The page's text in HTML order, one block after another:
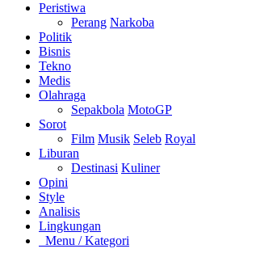
Peristiwa
Perang Narkoba
Politik
Bisnis
Tekno
Medis
Olahraga
Sepakbola MotoGP
Sorot
Film Musik Seleb Royal
Liburan
Destinasi Kuliner
Opini
Style
Analisis
Lingkungan
Menu / Kategori